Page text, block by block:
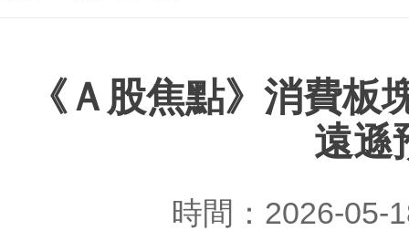
《Ａ股焦點》消費
遠遜
時間：2026-